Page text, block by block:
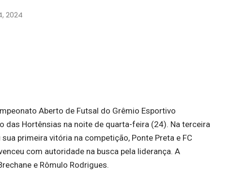
2024
Aberto de Futsal do Grêmio Esportivo
das Hortênsias na noite de quarta-feira (24). Na terceira
primeira vitória na competição, Ponte Preta e FC
com autoridade na busca pela liderança. A
e Rômulo Rodrigues.